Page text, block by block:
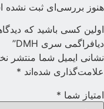
هنوز بررسی‌ای ثبت نشده
اولین کسی باشید که
دیافراگمی سری DMH”
نشانی ایمیل شما منتشر
علامت‌گذاری شده‌اند *
امتیاز شما *